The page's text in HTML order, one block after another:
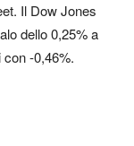
Il Dow Jones
dello 0,25% a
-0,46%.